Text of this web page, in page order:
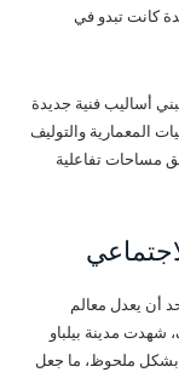
كانت تبدو في
أساليب فنية جديدة
المعمارية والتوليف
مساحات تفاعلية
أن يعدل معالم
شهدت مدينة بيلباو
بشكل ملحوظ، ما جعل